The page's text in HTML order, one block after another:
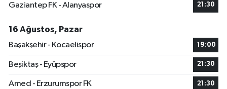
Gaziantep FK - Alanyaspor 21:30
16 Ağustos, Pazar
Başakşehir - Kocaelispor
19:00
Beşiktaş - Eyüpspor 21:30
Amed - Erzurumspor FK 21:30